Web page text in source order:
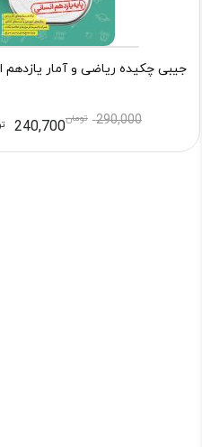
جیبی چکیده ریاضی و آمار یازدهم
290,000 تومان240,700